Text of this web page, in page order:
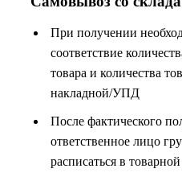
При получении
соответствие
товара и количества
накладной/УПД
После фактического
ответственное лицо
расписаться в